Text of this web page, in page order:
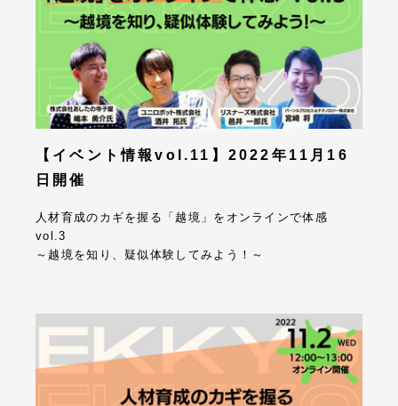
【イベント情報vol.11】2022年11月16
日開催
人材育成のカギを握る「越境」をオンラインで体感
vol.3
～越境を知り、疑似体験してみよう！～